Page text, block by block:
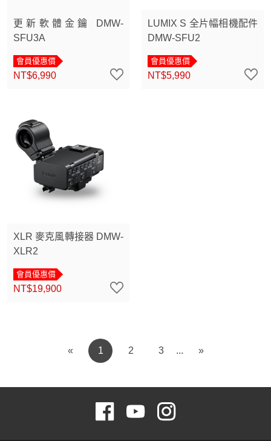
更新軟體金鑰 DMW-
SFU3A
會員優惠價
NT$6,990
LUMIX S 全片幅相機配件
DMW-SFU2
會員優惠價
NT$5,990
XLR 麥克風轉接器 DMW-
XLR2
會員優惠價
NT$19,900
« 1 2 3 »